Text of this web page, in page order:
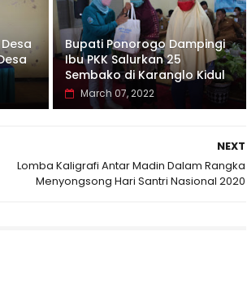
Bupati Ponorogo Dampingi
Ibu PKK Salurkan 25
Sembako di Karanglo Kidul
March 07, 2022
NEXT
Lomba Kaligrafi Antar Madin Dalam Rangka
Menyongsong Hari Santri Nasional 2020